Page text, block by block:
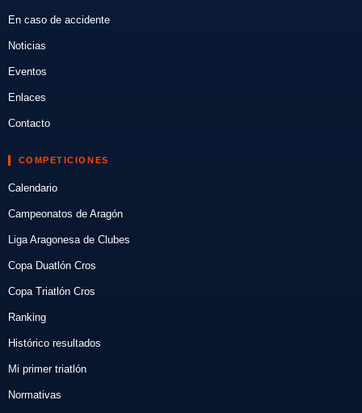
En caso de accidente
Noticias
Eventos
Enlaces
Contacto
COMPETICIONES
Calendario
Campeonatos de Aragón
Liga Aragonesa de Clubes
Copa Duatlón Cros
Copa Triatlón Cros
Ranking
Histórico resultados
Mi primer triatlón
Normativas